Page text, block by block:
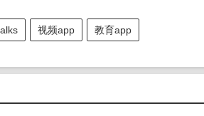
视频app 教育app